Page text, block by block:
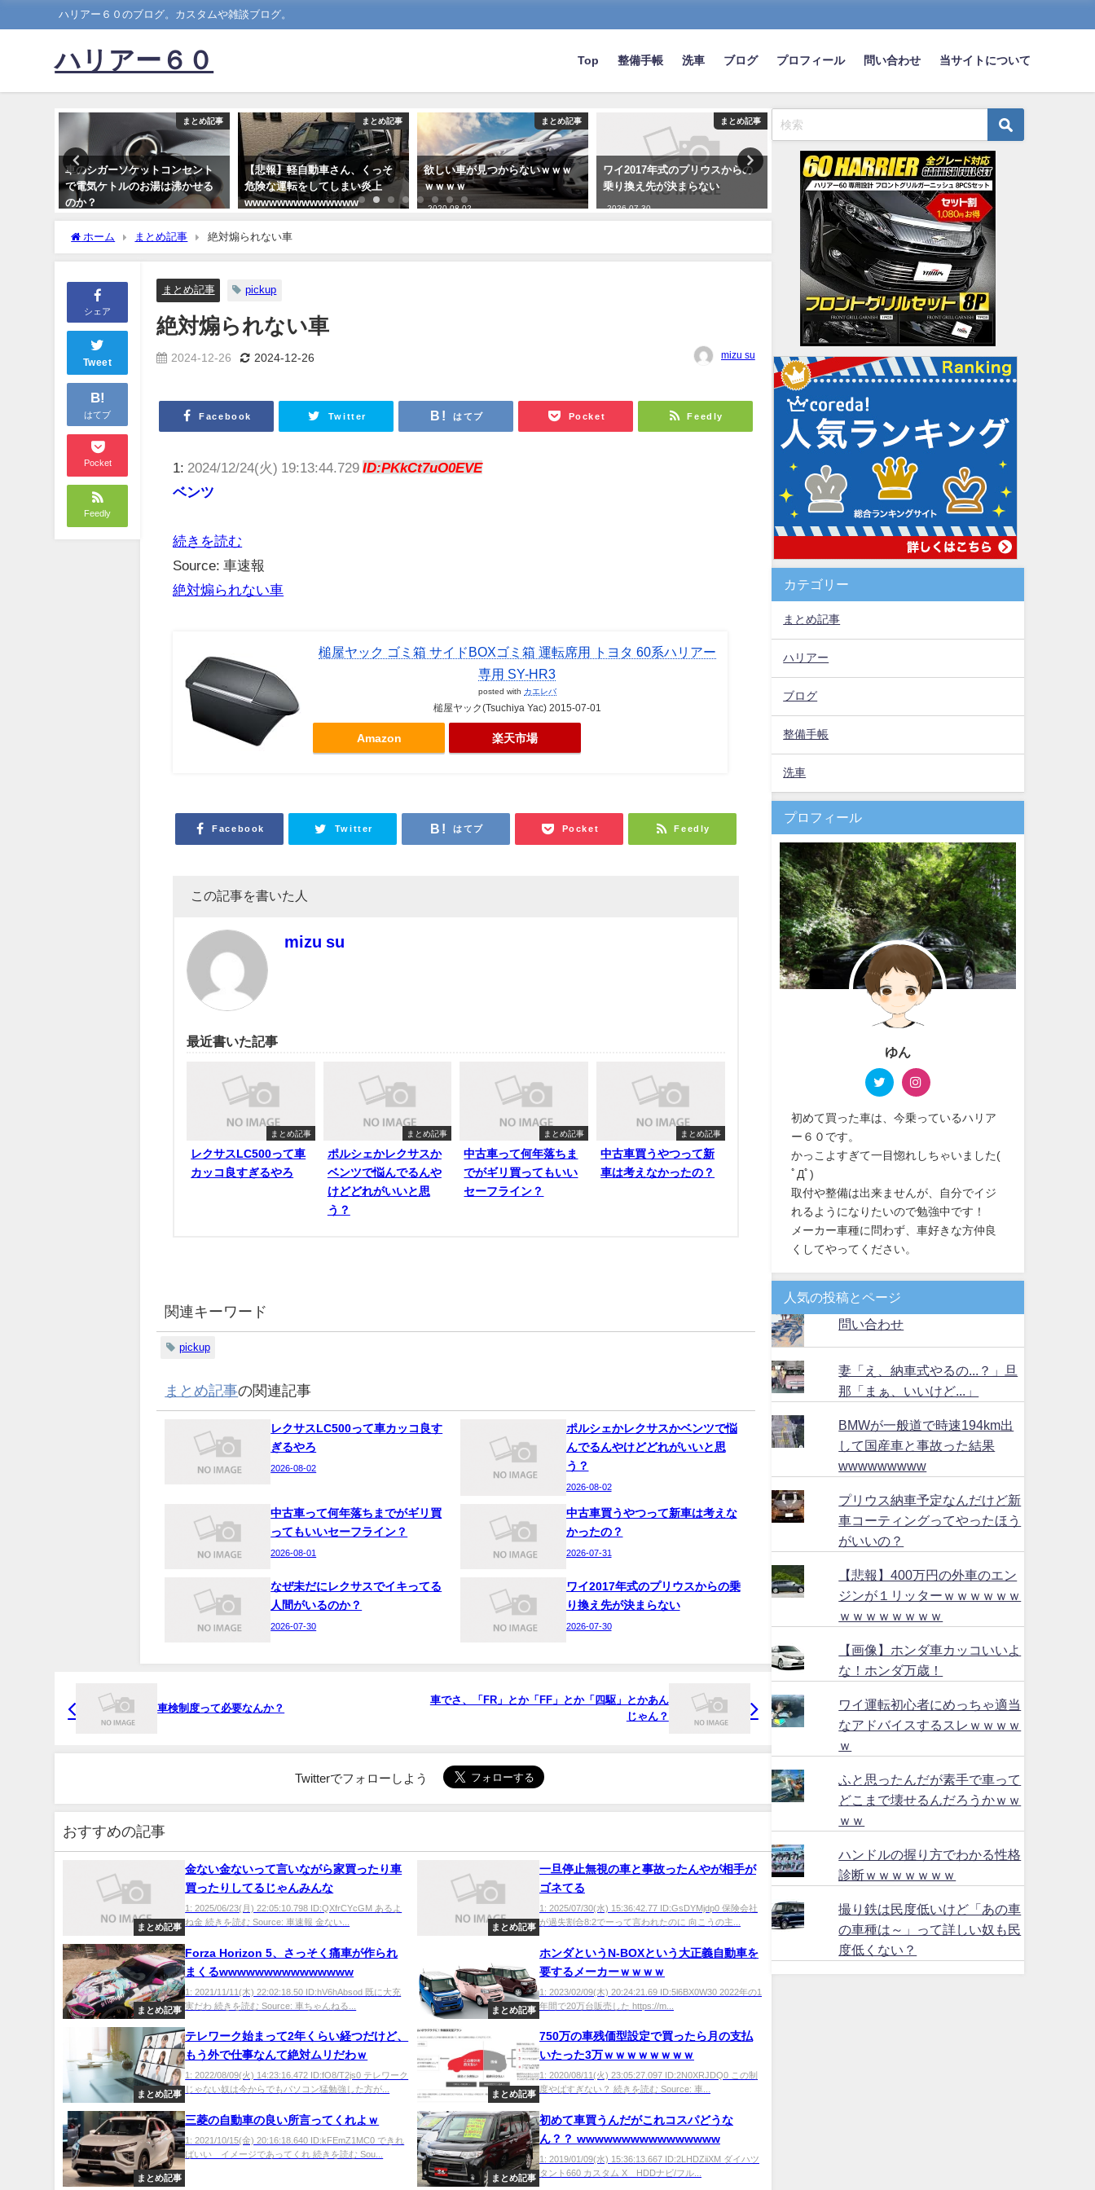
ハリアー６０のブログ。カスタムや雑談ブログ。
ハリアー６０ Top 整備手帳 洗車 ブログ プロフィール 問い合わせ 当サイトについて
まとめ記事
車のシガーソケットコンセント
で電気ケトルのお湯は沸かせる
のか？
まとめ記事
【悲報】軽自動車さん、くっそ
危険な運転をしてしまい炎上
wwwwwwwwwwwwww
まとめ記事
欲しい車が見つからないｗｗｗ
ｗｗｗｗ
2020-08-02
まとめ記事
ワイ2017年式のプリウスからの
乗り換え先が決まらない
2026-07-30
【悲報】車の右折も運ゲーすぎ
るｗｗｗｗｗｗｗ
2021-07-28
【悲報】Z世代がマスクを
がらない理由がコチラｗｗ
ｗｗｗ
2023-05-02
ホーム まとめ記事 絶対煽られない車
シェア
Tweet
B!
はてブ
Pocket
Feedly
まとめ記事 pickup
絶対煽られない車
2024-12-26 2024-12-26 mizu su
Facebook Twitter はてブ Pocket Feedly
1: 2024/12/24(火) 19:13:44.729ID:PKkCt7uO0EVE
ベンツ
続きを読む
Source: 車速報
絶対煽られない車
槌屋ヤック ゴミ箱 サイドBOXゴミ箱 運転席用 トヨタ 60系ハリアー
専用 SY-HR3
posted with カエレバ
槌屋ヤック(Tsuchiya Yac) 2015-07-01
Amazon 楽天市場
Facebook Twitter はてブ Pocket Feedly
この記事を書いた人
mizu su
最近書いた記事
まとめ記事
レクサスLC500って車
カッコ良すぎるやろ
まとめ記事
ポルシェかレクサスか
ベンツで悩んでるんや
けどどれがいいと思
う？
まとめ記事
中古車って何年落ちま
でがギリ買ってもいい
セーフライン？
まとめ記事
中古車買うやつって新
車は考えなかったの？
関連キーワード
pickup
まとめ記事の関連記事
レクサスLC500って車カッコ良す
ぎるやろ
2026-08-02
ポルシェかレクサスかベンツで悩
んでるんやけどどれがいいと思
う？
2026-08-02
中古車って何年落ちまでがギリ買
ってもいいセーフライン？
2026-08-01
中古車買うやつって新車は考えな
かったの？
2026-07-31
なぜ未だにレクサスでイキってる
人間がいるのか？
2026-07-30
ワイ2017年式のプリウスからの乗
り換え先が決まらない
2026-07-30
車検制度って必要なんか？
車でさ、「FR」とか「FF」とか「四駆」とかあん
じゃん？
Twitterでフォローしよう
おすすめの記事
まとめ記事
金ない金ないって言いながら家買ったり車
買ったりしてるじゃんみんな
1: 2025/06/23(月) 22:05:10.798 ID:QXfrCYcGM あるよ
ね金 続きを読む Source: 車速報 金ない...
まとめ記事
一旦停止無視の車と事故ったんやが相手が
ゴネてる
1: 2025/07/30(水) 15:36:42.77 ID:GsDYMjdp0 保険会社
が過失割合8:2でーって言われたのに 向こうの主...
まとめ記事
Forza Horizon 5、さっそく痛車が作られ
まくるwwwwwwwwwwwwwww
1: 2021/11/11(木) 22:02:18.50 ID:hV6hAbsod 既に大充
実だわ 続きを読む Source: 車ちゃんねる...
まとめ記事
ホンダというN-BOXという大正義自動車を
要するメーカーｗｗｗｗ
1: 2023/02/09(木) 20:24:21.69 ID:5l6BX0W30 2022年の1
年間で20万台販売した https://m...
まとめ記事
テレワーク始まって2年くらい経つだけど、
もう外で仕事なんて絶対ムリだわｗ
1: 2022/08/09(火) 14:23:16.472 ID:fO8/T2js0 テレワーク
じゃない奴は今からでもパソコン猛勉強した方が...
まとめ記事
750万の車残価型設定で買ったら月の支払
いたった3万ｗｗｗｗｗｗｗｗ
1: 2020/08/11(火) 23:05:27.097 ID:2N0XRJDQ0 この制
度やばすぎない？ 続きを読む Source: 車...
まとめ記事
三菱の自動車の良い所言ってくれよｗ
1: 2021/10/15(金) 20:16:18.640 ID:kFEmZ1MC0 できれ
ばいい イメージであってくれ 続きを読む Sou...
まとめ記事
初めて車買うんだがこれコスパどうな
ん？？ wwwwwwwwwwwwwwww
1: 2019/01/09(水) 15:36:13.667 ID:2LHDZiiXM ダイハツ
タント660 カスタム X HDDナビ/フル...
カテゴリー
まとめ記事
ハリアー
ブログ
整備手帳
洗車
プロフィール
ゆん
初めて買った車は、今乗っているハリア
ー６０です。
かっこよすぎて一目惚れしちゃいました(
ﾟДﾟ)
取付や整備は出来ませんが、自分でイジ
れるようになりたいので勉強中です！
メーカー車種に問わず、車好きな方仲良
くしてやってください。
人気の投稿とページ
問い合わせ
妻「え、納車式やるの...？」旦
那「まぁ、いいけど...」
BMWが一般道で時速194km出
して国産車と事故った結果
wwwwwwwww
プリウス納車予定なんだけど新
車コーティングってやったほう
がいいの？
【悲報】400万円の外車のエン
ジンが１リッターｗｗｗｗｗｗ
ｗｗｗｗｗｗｗｗ
【画像】ホンダ車カッコいいよ
な！ホンダ万歳！
ワイ運転初心者にめっちゃ適当
なアドバイスするスレｗｗｗｗ
ｗ
ふと思ったんだが素手で車って
どこまで壊せるんだろうかｗｗ
ｗｗ
ハンドルの握り方でわかる性格
診断ｗｗｗｗｗｗｗ
撮り鉄は民度低いけど「あの車
の車種は～」って詳しい奴も民
度低くない？